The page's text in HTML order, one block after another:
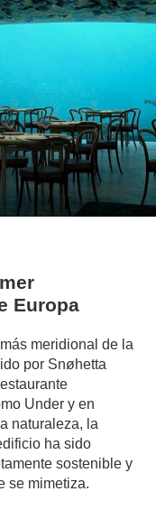
Europa
meridional de la
por Snøhetta
Under y en
naturaleza, la
ha sido
sostenible y
se mimetiza.